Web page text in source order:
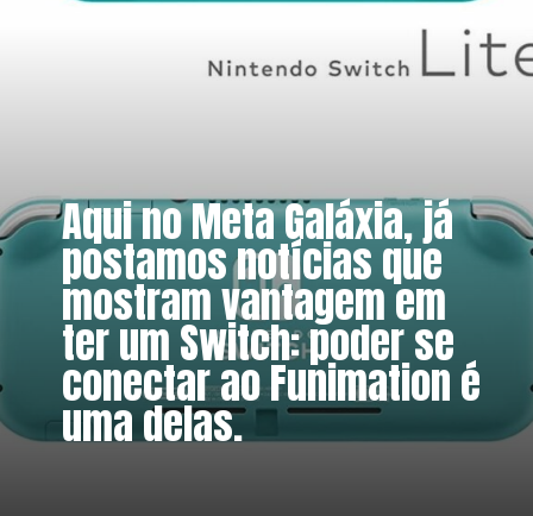
Aqui no Meta Galáxia, já
postamos notícias que
mostram vantagem em
ter um Switch: poder se
conectar ao Funimation é
uma delas.